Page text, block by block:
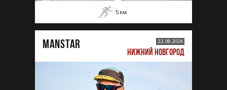
5 км
MANSTAR 22.08.2026
НИЖНИЙ НОВГОРОД